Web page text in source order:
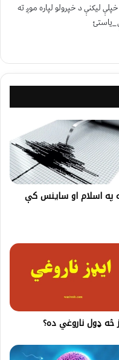
لیکنې د خپرولو لپاره موږ ته
په اسلام او ساینس کې
څه ډول ناروغي ده؟